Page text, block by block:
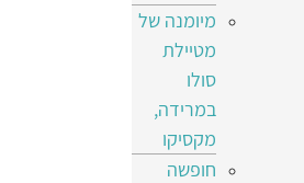
מיומנה של
מטיילת
סולו
במרידה,
מקסיקו
חופשה